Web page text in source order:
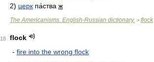
2) церк па́ства ж
The Americanisms. English-Russian dictionary. > flock
18
flock
- fire into the wrong flock